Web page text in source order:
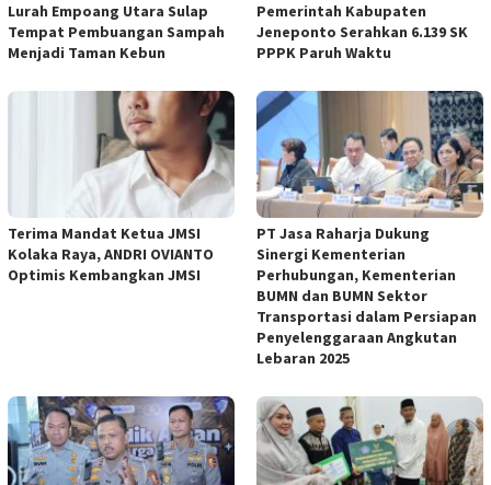
Lurah Empoang Utara Sulap
Tempat Pembuangan Sampah
Menjadi Taman Kebun
Pemerintah Kabupaten
Jeneponto Serahkan 6.139 SK
PPPK Paruh Waktu
Terima Mandat Ketua JMSI
Kolaka Raya, ANDRI OVIANTO
Optimis Kembangkan JMSI
PT Jasa Raharja Dukung
Sinergi Kementerian
Perhubungan, Kementerian
BUMN dan BUMN Sektor
Transportasi dalam Persiapan
Penyelenggaraan Angkutan
Lebaran 2025